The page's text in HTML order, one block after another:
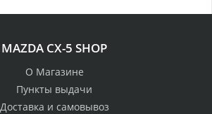
MAZDA CX-5 SHOP
О Магазине
Пункты выдачи
Доставка и самовывоз